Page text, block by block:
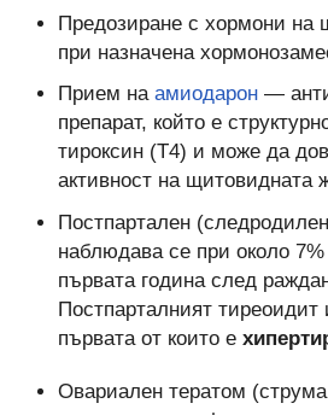
Предозиране с хормони на
при назначена
Прием на амиодарон—
препарат, който е
тироксин (Т4) и може да
активност на щитовидната
Постпартален
наблюдава се при около
първата година след
Постпарталният
първата от които е
Овариален тератом